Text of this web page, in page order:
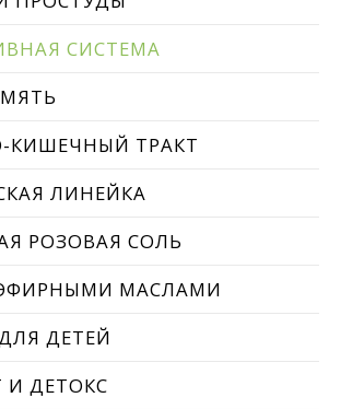
СИСТЕМА
КИШЕЧНЫЙ ТРАКТ
ЛИНЕЙКА
РОЗОВАЯ СОЛЬ
МАСЛАМИ
ДЕТЕЙ
ДЕТОКС